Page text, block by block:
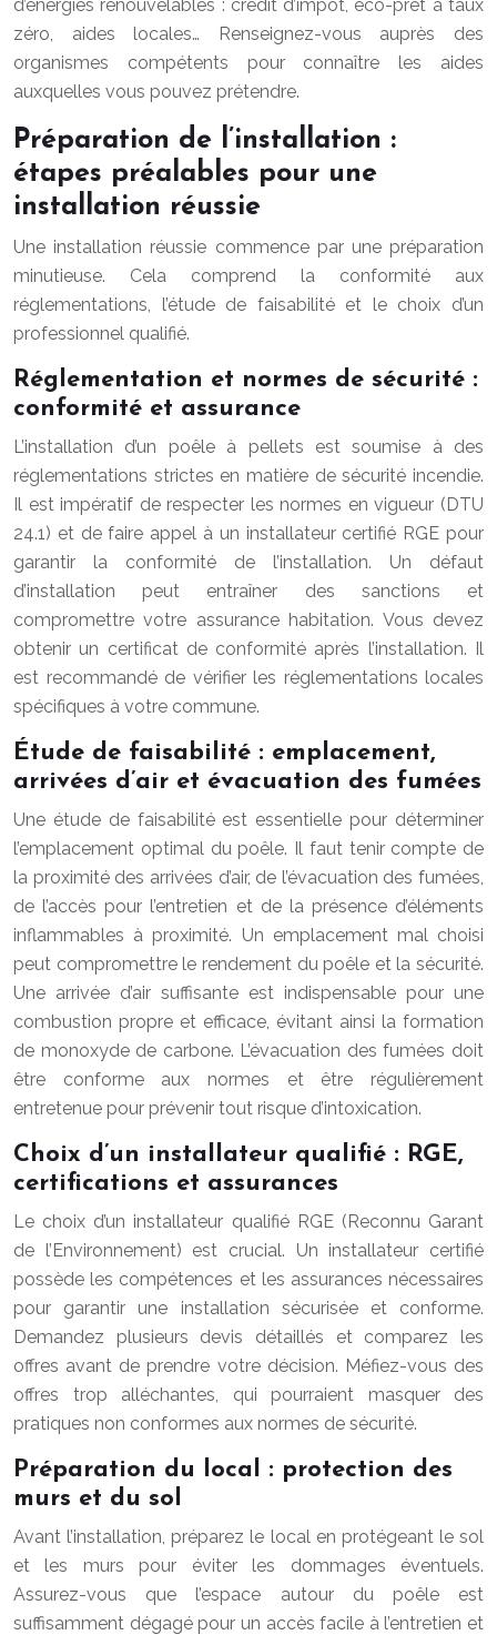
d’énergies renouvelables : crédit d’impôt, éco-prêt à taux
zéro, aides locales… Renseignez-vous auprès des
organismes compétents pour connaître les aides
auxquelles vous pouvez prétendre.
Préparation de l’installation :
étapes préalables pour une
installation réussie
Une installation réussie commence par une préparation
minutieuse. Cela comprend la conformité aux
réglementations, l’étude de faisabilité et le choix d’un
professionnel qualifié.
Réglementation et normes de sécurité :
conformité et assurance
L’installation d’un poêle à pellets est soumise à des
réglementations strictes en matière de sécurité incendie.
Il est impératif de respecter les normes en vigueur (DTU
24.1) et de faire appel à un installateur certifié RGE pour
garantir la conformité de l’installation. Un défaut
d’installation peut entraîner des sanctions et
compromettre votre assurance habitation. Vous devez
obtenir un certificat de conformité après l’installation. Il
est recommandé de vérifier les réglementations locales
spécifiques à votre commune.
Étude de faisabilité : emplacement,
arrivées d’air et évacuation des fumées
Une étude de faisabilité est essentielle pour déterminer
l’emplacement optimal du poêle. Il faut tenir compte de
la proximité des arrivées d’air, de l’évacuation des fumées,
de l’accès pour l’entretien et de la présence d’éléments
inflammables à proximité. Un emplacement mal choisi
peut compromettre le rendement du poêle et la sécurité.
Une arrivée d’air suffisante est indispensable pour une
combustion propre et efficace, évitant ainsi la formation
de monoxyde de carbone. L’évacuation des fumées doit
être conforme aux normes et être régulièrement
entretenue pour prévenir tout risque d’intoxication.
Choix d’un installateur qualifié : RGE,
certifications et assurances
Le choix d’un installateur qualifié RGE (Reconnu Garant
de l’Environnement) est crucial. Un installateur certifié
possède les compétences et les assurances nécessaires
pour garantir une installation sécurisée et conforme.
Demandez plusieurs devis détaillés et comparez les
offres avant de prendre votre décision. Méfiez-vous des
offres trop alléchantes, qui pourraient masquer des
pratiques non conformes aux normes de sécurité.
Préparation du local : protection des
murs et du sol
Avant l’installation, préparez le local en protégeant le sol
et les murs pour éviter les dommages éventuels.
Assurez-vous que l’espace autour du poêle est
suffisamment dégagé pour un accès facile à l’entretien et